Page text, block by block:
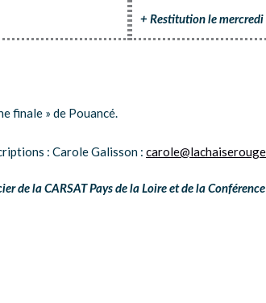
+ Restitution le
finale » de Pouancé.
: Carole Galisson :
de la CARSAT Pays de la Loire et de la